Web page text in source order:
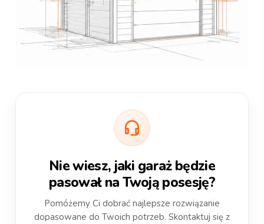
Nie wiesz, jaki garaż będzie
pasował na Twoją posesję?
Pomóżemy Ci dobrać najlepsze rozwiązanie
dopasowane do Twoich potrzeb. Skontaktuj się z